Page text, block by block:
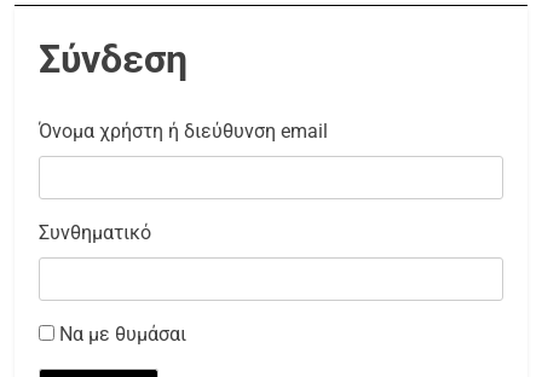
Σύνδεση
Όνομα χρήστη ή διεύθυνση email
Συνθηματικό
Να με θυμάσαι